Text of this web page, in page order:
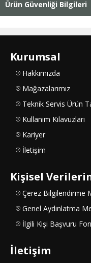
Ürün Güvenliği Bilgileri
Kurumsal
Hakkımızda
Mağazalarımız
Teknik Servis Ürün
Kullanım Kılavuzları
Kariyer
İletişim
Kişisel
Çerez Bilgilendirme
Genel Aydınlatma
İlgili Kişi Başvuru
İletişim